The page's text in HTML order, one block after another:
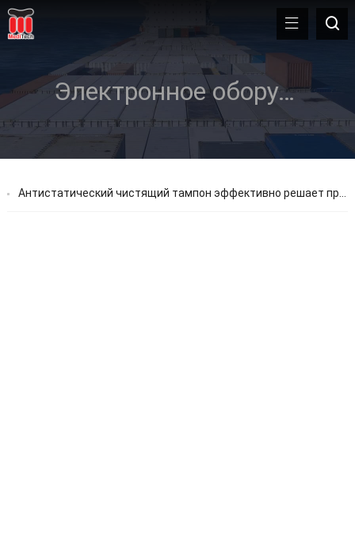
Электронное оборудование
Антистатический чистящий тампон эффективно решает проблему повреждения электронного оборудования